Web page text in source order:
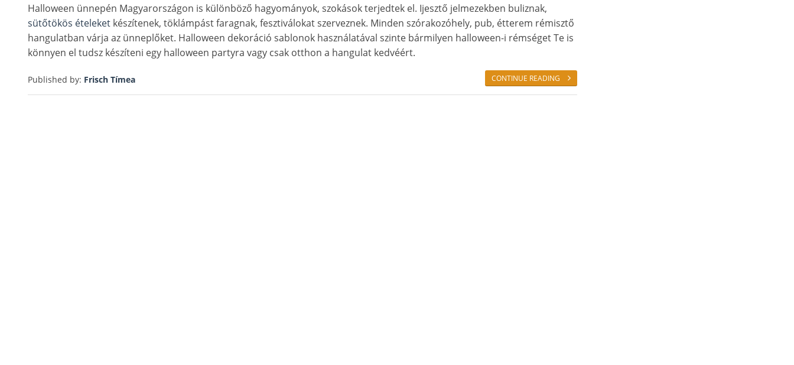
Halloween ünnepén Magyarországon is különböző hagyományok, szokások terjedtek el. Ijesztő jelmezekben buliznak,
sütőtökös ételeket készítenek, töklámpást faragnak, fesztiválokat szerveznek. Minden szórakozóhely, pub, étterem rémisztő
hangulatban várja az ünneplőket. Halloween dekoráció sablonok használatával szinte bármilyen halloween-i rémséget Te is
könnyen el tudsz készíteni egy halloween partyra vagy csak otthon a hangulat kedvéért.
CONTINUE READING
Published by: Frisch Tímea